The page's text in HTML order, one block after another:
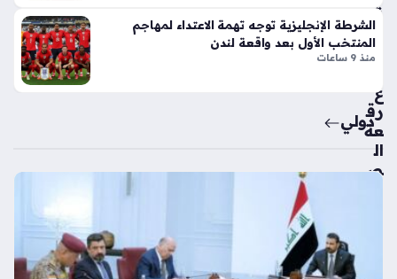
الح
رك
ة
دو
ي
منذ
شه
ر
ة
مع
ات
ع
رق
عة
ال
ص
الشرطة الإنجليزية توجه تهمة الاعتداء لمهاجم
المنتخب الأول بعد واقعة لندن
منذ 9 ساعات
دولي